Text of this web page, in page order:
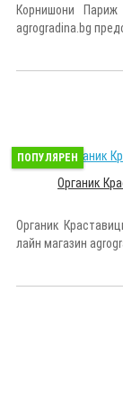
Корнишони
agrogradina.bg
ПОПУЛЯРЕН
Органик
Органик
лайн магазин